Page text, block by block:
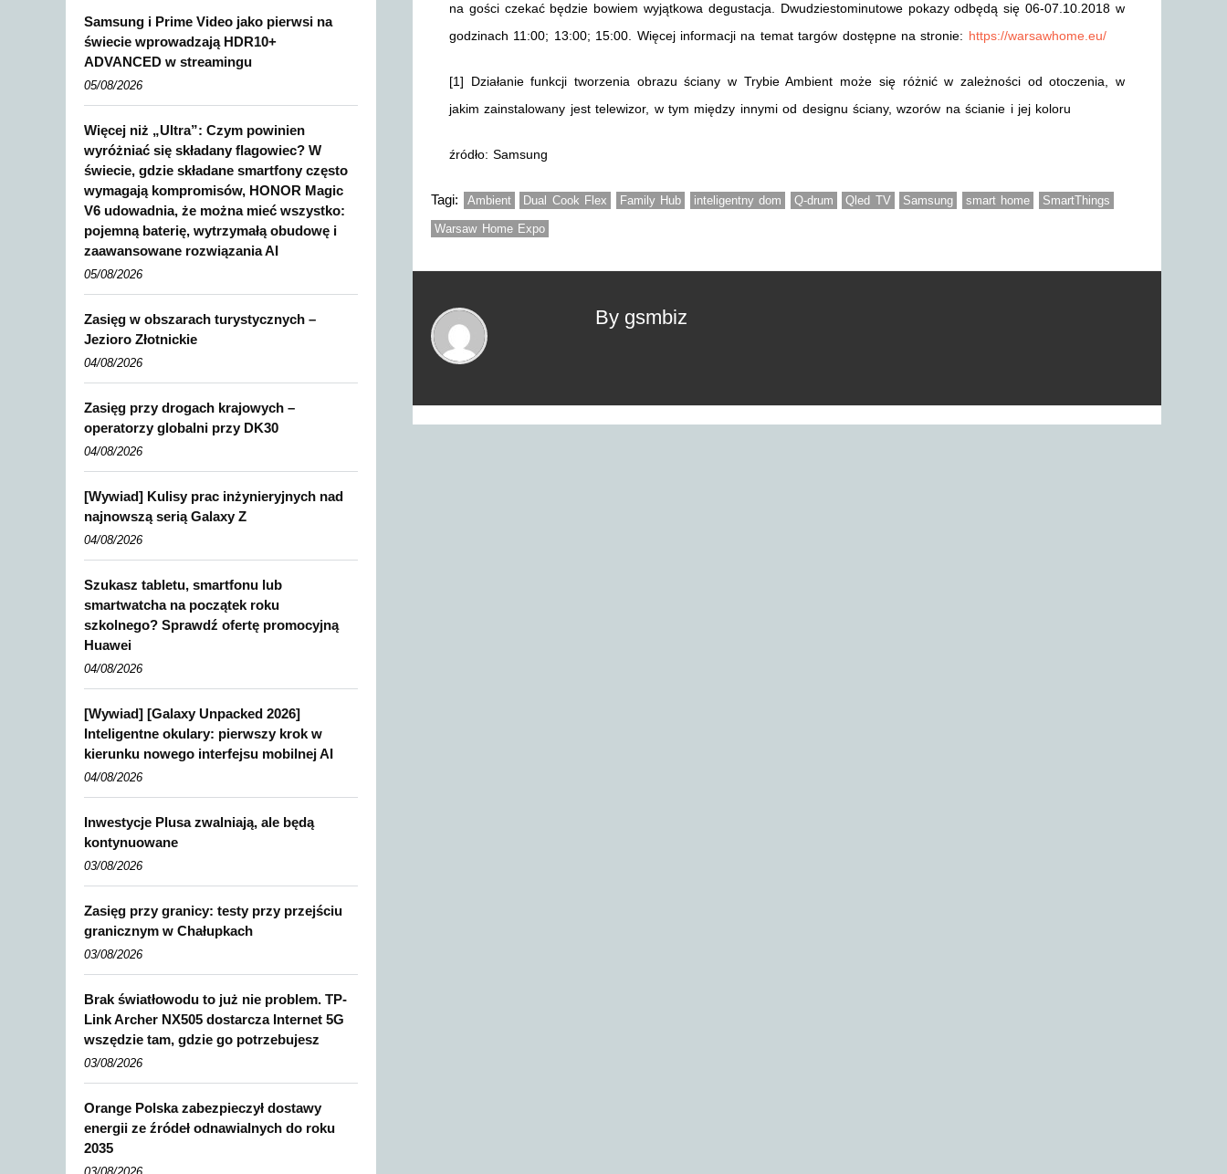
na gości czekać będzie bowiem wyjątkowa degustacja. Dwudziestominutowe pokazy odbędą się 06-07.10.2018 w
godzinach 11:00; 13:00; 15:00. Więcej informacji na temat targów dostępne na stronie: https://warsawhome.eu/
[1] Działanie funkcji tworzenia obrazu ściany w Trybie Ambient może się różnić w zależności od otoczenia, w
jakim zainstalowany jest telewizor, w tym między innymi od designu ściany, wzorów na ścianie i jej koloru
źródło: Samsung
Tagi: Ambient Dual Cook Flex Family Hub inteligentny dom Q-drum Qled TV Samsung smart home SmartThings
Warsaw Home Expo
By gsmbiz
Samsung i Prime Video jako pierwsi na
świecie wprowadzają HDR10+
ADVANCED w streamingu
05/08/2026
Więcej niż „Ultra”: Czym powinien
wyróżniać się składany flagowiec? W
świecie, gdzie składane smartfony często
wymagają kompromisów, HONOR Magic
V6 udowadnia, że można mieć wszystko:
pojemną baterię, wytrzymałą obudowę i
zaawansowane rozwiązania AI
05/08/2026
Zasięg w obszarach turystycznych –
Jezioro Złotnickie
04/08/2026
Zasięg przy drogach krajowych –
operatorzy globalni przy DK30
04/08/2026
[Wywiad] Kulisy prac inżynieryjnych nad
najnowszą serią Galaxy Z
04/08/2026
Szukasz tabletu, smartfonu lub
smartwatcha na początek roku
szkolnego? Sprawdź ofertę promocyjną
Huawei
04/08/2026
[Wywiad] [Galaxy Unpacked 2026]
Inteligentne okulary: pierwszy krok w
kierunku nowego interfejsu mobilnej AI
04/08/2026
Inwestycje Plusa zwalniają, ale będą
kontynuowane
03/08/2026
Zasięg przy granicy: testy przy przejściu
granicznym w Chałupkach
03/08/2026
Brak światłowodu to już nie problem. TP-
Link Archer NX505 dostarcza Internet 5G
wszędzie tam, gdzie go potrzebujesz
03/08/2026
Orange Polska zabezpieczył dostawy
energii ze źródeł odnawialnych do roku
2035